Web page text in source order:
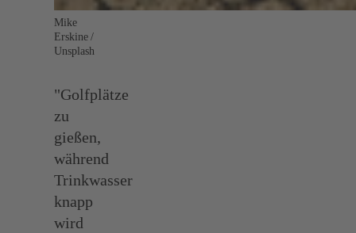
Mike
Erskine /
Unsplash
"Golfplätze
zu
gießen,
während
Trinkwasser
knapp
wird